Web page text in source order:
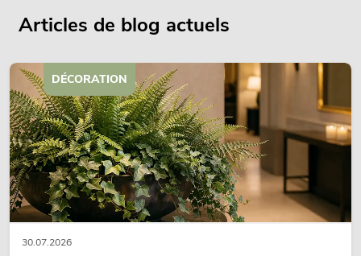
EUROLITE Ensemble LED KLS Laser
Bar FX + pied d'enceinte M-3
Le stock suffit pour env. 12 semaines.
Articles de blog actuels
30.07.2026
DÉCORATION